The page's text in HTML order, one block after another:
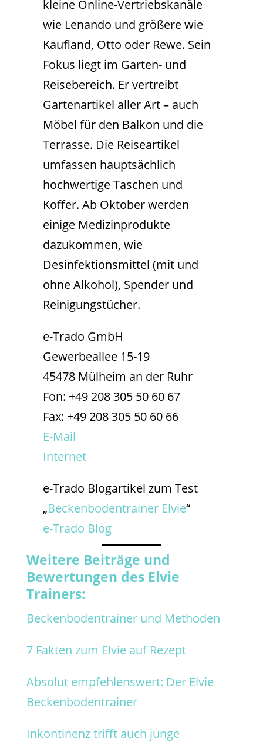
kleine Online-Vertriebskanäle
wie Lenando und größere wie
Kaufland, Otto oder Rewe. Sein
Fokus liegt im Garten- und
Reisebereich. Er vertreibt
Gartenartikel aller Art – auch
Möbel für den Balkon und die
Terrasse. Die Reiseartikel
umfassen hauptsächlich
hochwertige Taschen und
Koffer. Ab Oktober werden
einige Medizinprodukte
dazukommen, wie
Desinfektionsmittel (mit und
ohne Alkohol), Spender und
Reinigungstücher.
e-Trado GmbH
Gewerbeallee 15-19
45478 Mülheim an der Ruhr
Fon: +49 208 305 50 60 67
Fax: +49 208 305 50 60 66
E-Mail
Internet
e-Trado Blogartikel zum Test
„Beckenbodentrainer Elvie“
e-Trado Blog
Weitere Beiträge und
Bewertungen des Elvie
Trainers:
Beckenbodentrainer und Methoden
7 Fakten zum Elvie auf Rezept
Absolut empfehlenswert: Der Elvie
Beckenbodentrainer
Inkontinenz trifft auch junge